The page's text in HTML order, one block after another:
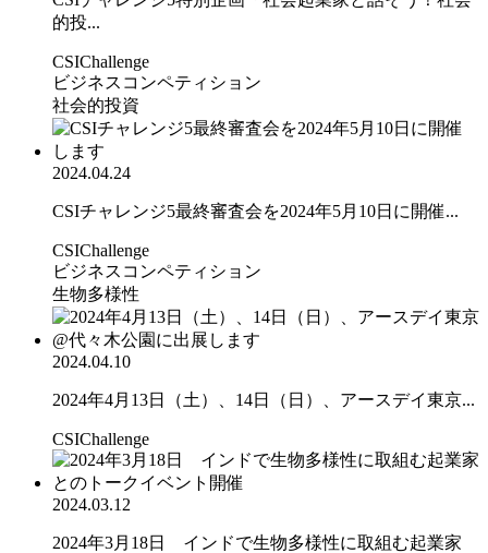
的投...
CSIChallenge
ビジネスコンペティション
社会的投資
2024.04.24
CSIチャレンジ5最終審査会を2024年5月10日に開催...
CSIChallenge
ビジネスコンペティション
生物多様性
2024.04.10
2024年4月13日（土）、14日（日）、アースデイ東京...
CSIChallenge
2024.03.12
2024年3月18日 インドで生物多様性に取組む起業家